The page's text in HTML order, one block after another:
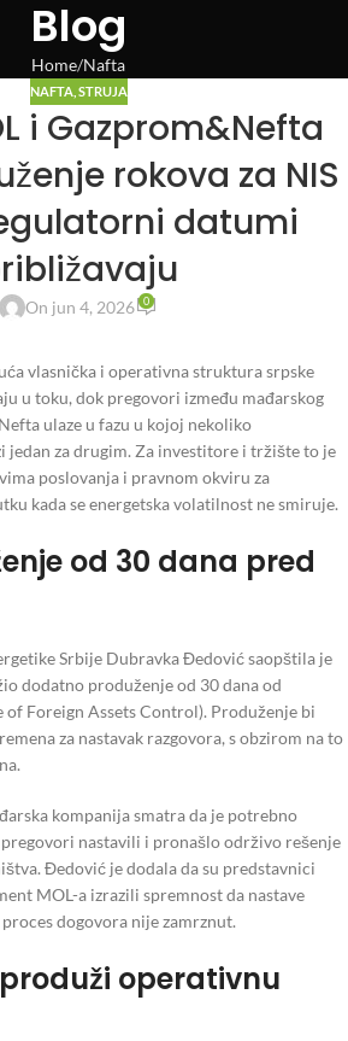
Blog
Home Nafta
NAFTA, STRUJA
i Gazprom&Nefta
rokova za NIS
datumi
On jun 4, 2026 0
vlasnička i operativna struktura srpske
u toku, dok pregovori između mađarskog
ulaze u fazu u kojoj nekoliko
jedan za drugim. Za investitore i tržište to je
poslovanja i pravnom okviru za
kada se energetska volatilnost ne smiruje.
od 30 dana pred
Srbije Dubravka Đedović saopštila je
dodatno produženje od 30 dana od
of Foreign Assets Control). Produženje bi
za nastavak razgovora, s obzirom na to
kompanija smatra da je potrebno
nastavili i pronašlo održivo rešenje
Đedović je dodala da su predstavnici
MOL-a izrazili spremnost da nastave
dogovora nije zamrznut.
operativnu